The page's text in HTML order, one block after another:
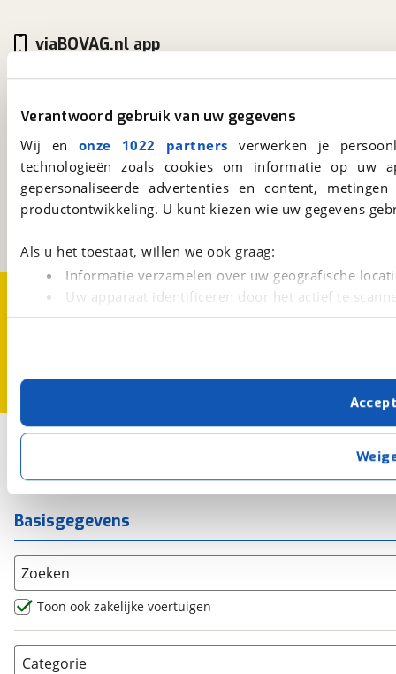
Verantwoord gebruik van uw gegevens
Wij en onze 1022 partners verwerken je
technologieën zoals cookies om informatie op
gepersonaliseerde advertenties en content,
productontwikkeling. U kunt kiezen wie uw gegevens
Als u het toestaat, willen we ook graag:
Informatie verzamelen over uw geografische
Uw apparaat identificeren door het actief te
Lees meer over hoe uw persoonlijke gegevens worden
Met cookies en vergelijkbare technieken zorgen we
cookies zorgen ervoor dat de website goed werkt.
verbeteren. We tonen je graag relevante advertenties
buiten onze website volgt – uiteraard op
privacyverklaring
. Als je weigert, plaatsen we alleen
kun je later altijd aanpassen via devoorkeurenpagina.
1
Basisgegevens
Zoeken
Toon ook zakelijke voertuigen
Categorie
viaBOVAG.nl
Kosterijland
15
3981 AJ Bunnik
Een initiatief van
viaBOVAG.nl app
Over viaBOVAG.nlDisclaimer- en Privacyverklaring